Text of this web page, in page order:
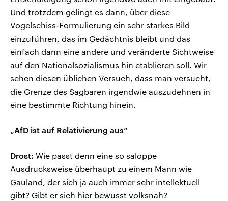
Und trotzdem gelingt es dann, über diese
Vogelschiss-Formulierung ein sehr starkes Bild
einzuführen, das im Gedächtnis bleibt und das
einfach dann eine andere und veränderte Sichtweise
auf den Nationalsozialismus hin etablieren soll. Wir
sehen diesen üblichen Versuch, dass man versucht,
die Grenze des Sagbaren irgendwie auszudehnen in
eine bestimmte Richtung hinein.
„AfD ist auf Relativierung aus“
Drost: Wie passt denn eine so saloppe
Ausdrucksweise überhaupt zu einem Mann wie
Gauland, der sich ja auch immer sehr intellektuell
gibt? Gibt er sich hier bewusst volksnah?